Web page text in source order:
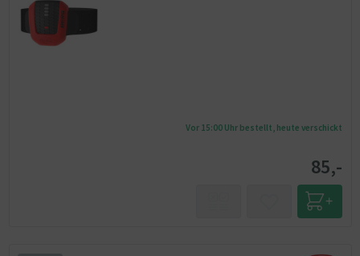
Vor 15:00 Uhr bestellt, heute verschickt
85,-